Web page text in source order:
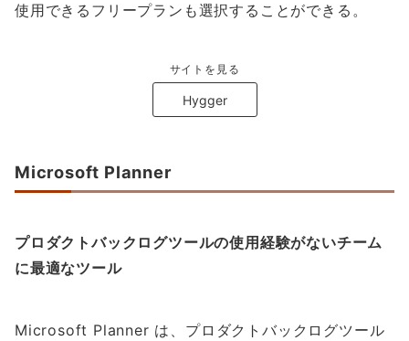
使用できるフリープランも選択することができる。
サイトを見る
Hygger
Microsoft Planner
プロダクトバックログツールの使用経験がないチーム
に最適なツール
Microsoft Planner は、プロダクトバックログツール